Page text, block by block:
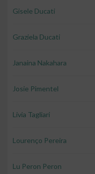
Gisele Ducati
Graziela Ducati
Janaina Nakahara
Josie Pimentel
Livia Tagliari
Lourenço Pereira
Lu Peron Peron